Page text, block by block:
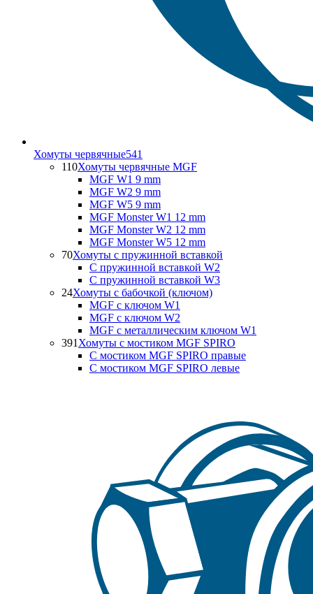
Хомуты червячные541
110Хомуты червячные MGF
MGF W1 9 mm
MGF W2 9 mm
MGF W5 9 mm
MGF Monster W1 12 mm
MGF Monster W2 12 mm
MGF Monster W5 12 mm
70Хомуты с пружинной вставкой
С пружинной вставкой W2
С пружинной вставкой W3
24Хомуты с бабочкой (ключом)
MGF с ключом W1
MGF с ключом W2
MGF с металлическим ключом W1
391 Хомуты с мостиком MGF SPIRO
С мостиком MGF SPIRO правые
С мостиком MGF SPIRO левые